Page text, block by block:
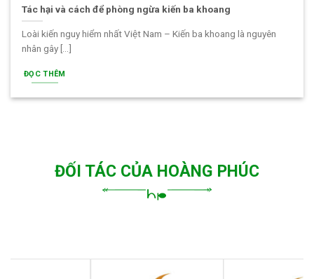
Tác hại và cách để phòng ngừa kiến ba khoang
Loài kiến nguy hiểm nhất Việt Nam – Kiến ba khoang là nguyên
nhân gây [...]
ĐỌC THÊM
ĐỐI TÁC CỦA HOÀNG PHÚC